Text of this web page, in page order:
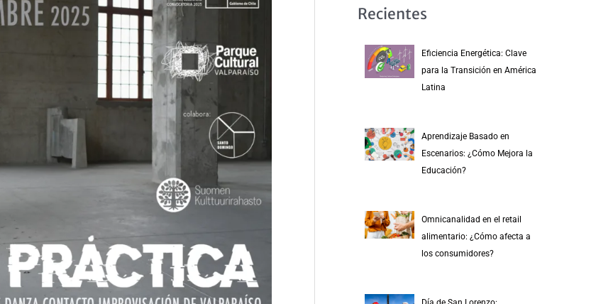
Recientes
Eficiencia Energética: Clave
para la Transición en América
Latina
Aprendizaje Basado en
Escenarios: ¿Cómo Mejora la
Educación?
Omnicanalidad en el retail
alimentario: ¿Cómo afecta a
los consumidores?